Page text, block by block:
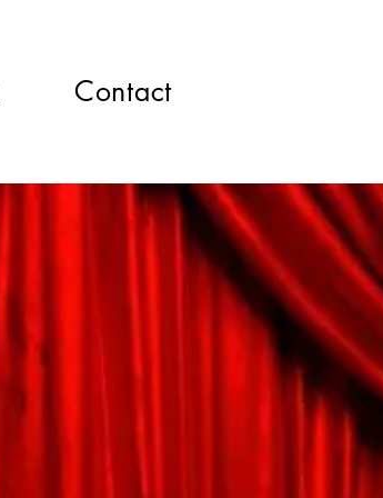
Contact